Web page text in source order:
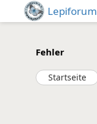
Lepiforum
Fehler
Startseite